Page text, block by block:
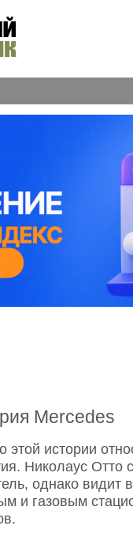
Mercedes
этой истории
Николаус Отто
однако видит
и газовым